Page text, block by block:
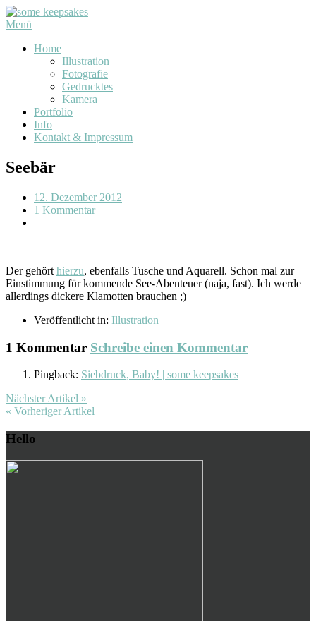
Menü
Home
Illustration
Fotografie
Gedrucktes
Kamera
Portfolio
Info
Kontakt & Impressum
Seebär
12. Dezember 2012
1 Kommentar
Der gehört hierzu, ebenfalls Tusche und Aquarell. Schon mal zur
Einstimmung für kommende See-Abenteuer (naja, fast). Ich werde
allerdings dickere Klamotten brauchen ;)
Veröffentlicht in: Illustration
1 Kommentar Schreibe einen Kommentar
Pingback: Siebdruck, Baby! | some keepsakes
Nächster Artikel »
« Vorheriger Artikel
Hello